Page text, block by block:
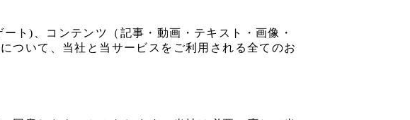
ト)、コンテンツ（記事・動画・テキスト・画像・
ついて、当社と当サービスをご利用される全てのお